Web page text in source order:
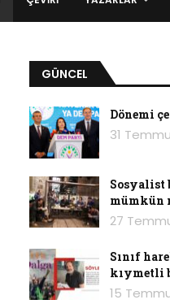
GÜNCEL
Dönemi
31
Sosyalist
mümkün
27
Sınıf
kıymetli
15